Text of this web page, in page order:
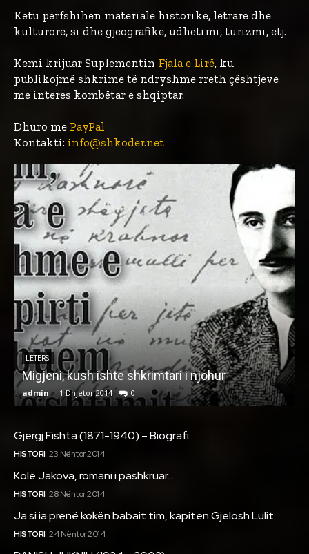
Këtu përfshihen materiale historike, letrare dhe
kulturore, si dhe gjeografike, udhëtimi, turizmi, etj.
Kemi krijuar Suplementin Fjala e Lirë, ku
publikojmë shkrime të ndryshme rreth çështjeve
me interes kombëtar e shqiptar.
Dhuro me PayPal
Kontakti: info@shkoder.net
LETËRSI
Migjeni, kush ishte shkrimtari i njohur
admin - 1 Dhjetor 2014 0
Gjergj Fishta (1871-1940) – Biografi
HISTORI 23 Nëntor 2014
Kolë Jakova, romani i pashkruar…
HISTORI 28 Nëntor 2014
Ja si ia prenë kokën babait tim, kapiten Gjelosh Lulit
HISTORI 24 Nëntor 2014